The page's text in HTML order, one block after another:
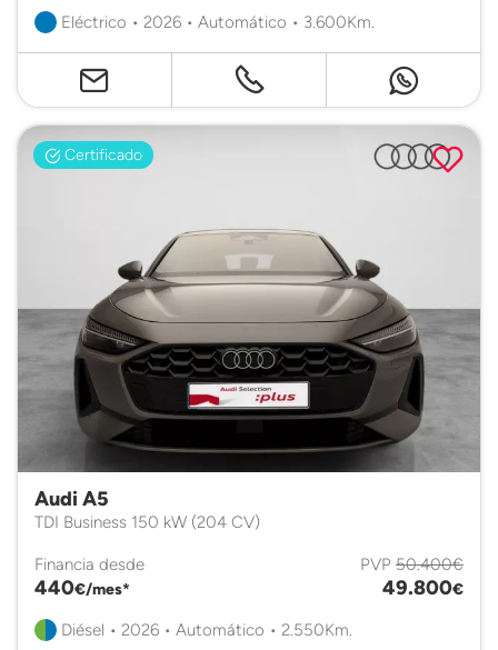
Eléctrico • 2026 • Automático • 3.600Km.
Certificado
Audi A5
TDI Business 150 kW (204 CV)
Financia desde
440€/mes*
PVP 50.400€
49.800€
Diésel • 2026 • Automático • 2.550Km.